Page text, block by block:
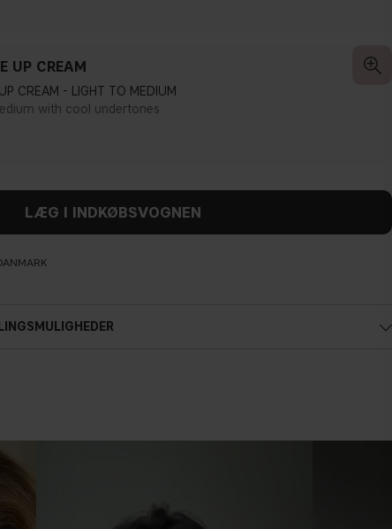
UP CREAM
CREAM - LIGHT TO MEDIUM
with cool undertones
LÆG I INDKØBSVOGNEN